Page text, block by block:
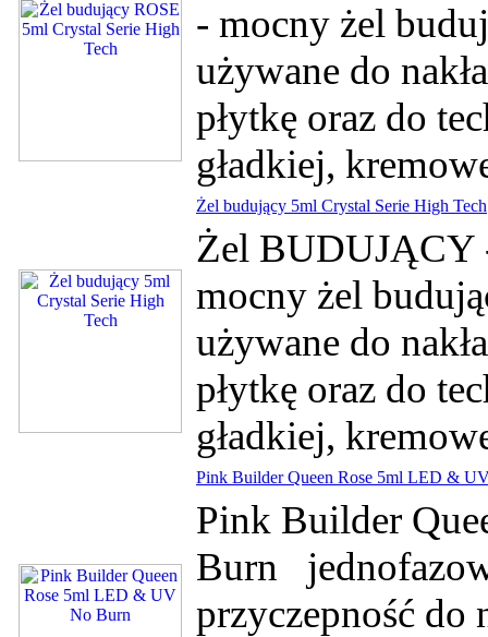
- mocny żel
używane do
płytkę oraz do
gładkiej,
Żel budujący 5ml Crystal Serie High Tech
Żel BUDUJĄCY
mocny żel
używane do
płytkę oraz do
gładkiej,
Pink Builder Queen Rose 5ml LED &
Pink Builder
Burn
przyczepność do